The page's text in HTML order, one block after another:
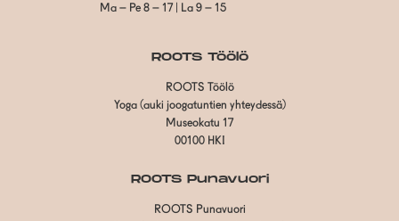
Ma – Pe 8 – 17 | La 9 – 15
ROOTS Töölö
ROOTS Töölö
Yoga (auki joogatuntien yhteydessä)
Museokatu 17
00100 HKI
ROOTS Punavuori
ROOTS Punavuori